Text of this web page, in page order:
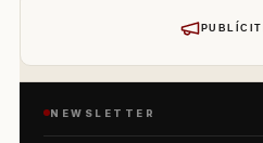
NEWSLETTER